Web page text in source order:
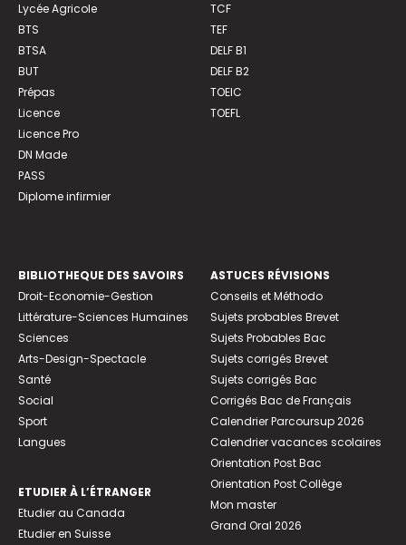
Lycée Agricole
BTS
BTSA
BUT
Prépas
Licence
Licence Pro
DN Made
PASS
Diplome infirmier
TCF
TEF
DELF B1
DELF B2
TOEIC
TOEFL
BIBLIOTHEQUE DES SAVOIRS
Droit-Economie-Gestion
Littérature-Sciences Humaines
Sciences
Arts-Design-Spectacle
Santé
Social
Sport
Langues
ETUDIER À L’ÉTRANGER
Etudier au Canada
Etudier en Suisse
ASTUCES RÉVISIONS
Conseils et Méthodo
Sujets probables Brevet
Sujets Probables Bac
Sujets corrigés Brevet
Sujets corrigés Bac
Corrigés Bac de Français
Calendrier Parcoursup 2026
Calendrier vacances scolaires
Orientation Post Bac
Orientation Post Collège
Mon master
Grand Oral 2026